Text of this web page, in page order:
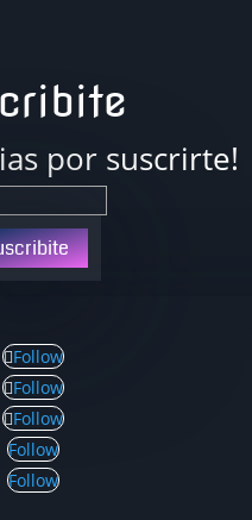
por suscrirte!
Follow
Follow
Follow
Follow
Follow